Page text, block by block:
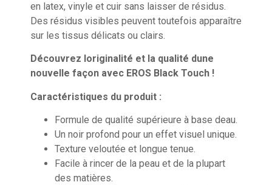
en latex, vinyle et cuir sans laisser de résidus.
Des résidus visibles peuvent toutefois apparaître
sur les tissus délicats ou clairs.
Découvrez loriginalité et la qualité dune
nouvelle façon avec EROS Black Touch !
Caractéristiques du produit :
Formule de qualité supérieure à base deau.
Un noir profond pour un effet visuel unique.
Texture veloutée et longue tenue.
Facile à rincer de la peau et de la plupart
des matières.